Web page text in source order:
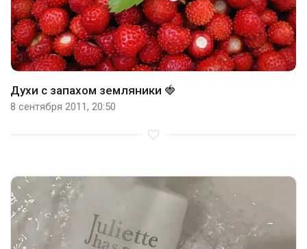
Духи с запахом земляники 🍓
8 сентября 2011, 20:50